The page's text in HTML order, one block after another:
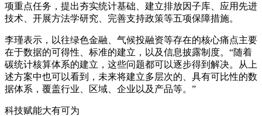
项重点任务，提出夯实统计基础、建立排放因子库、应用先进
技术、开展方法学研究、完善支持政策等五项保障措施。
李瑾表示，以往绿色金融、气候投融资等存在的核心痛点主要
在于数据的可得性、标准的建立，以及信息披露制度。“随着
碳统计核算体系的建立，这些问题都可以逐步得到解决。从上
述方案中也可以看到，未来将建立多层次的、具有可比性的数
据体系，覆盖行业、区域、企业以及产品等。”
科技赋能大有可为